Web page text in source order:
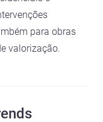
para obras
valorização.